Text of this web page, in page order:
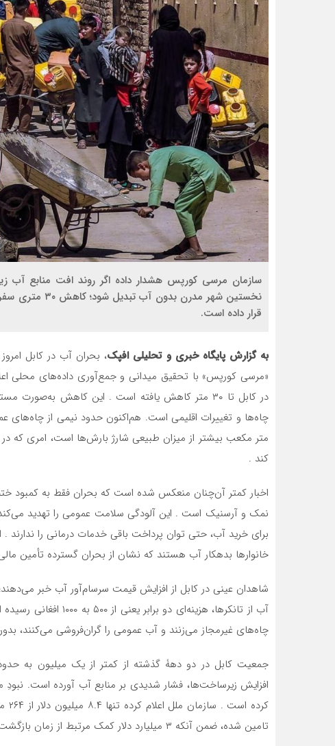
نخستین شهر
قرار داده است.
به گزارش پایگاه خبری و تحلیلی افپک، بحران آب در کابل
«مرسی کورپس» با تحقیق میدانی و جمع‌آوری داده‌های محلی
در کابل تا ۳۰ متر کاهش یافته است . این کاهش
کند .
برای خرید آب، حتی توان پرداخت باقی خدمات درمانی را
خانوارها بدهکار آب هستند که نشان از بحران گسترده تأمین
آب از تانکرها،
چاه‌های غیرمجاز می‌زنند و آب عمومی را گران‌فروشی می‌کنند،
جمعیت کابل در دو دهۀ گذشته از کمتر از یک میلیون به
افزایش زیرساخت‌ها، فشار شدیدی بر منابع آب آورده است. نبودِ
تامین شده، ضمن آنکه ۳ میلیارد دلار کمک مرتبط از زمان بازگشت طالبان مسدود مانده است .